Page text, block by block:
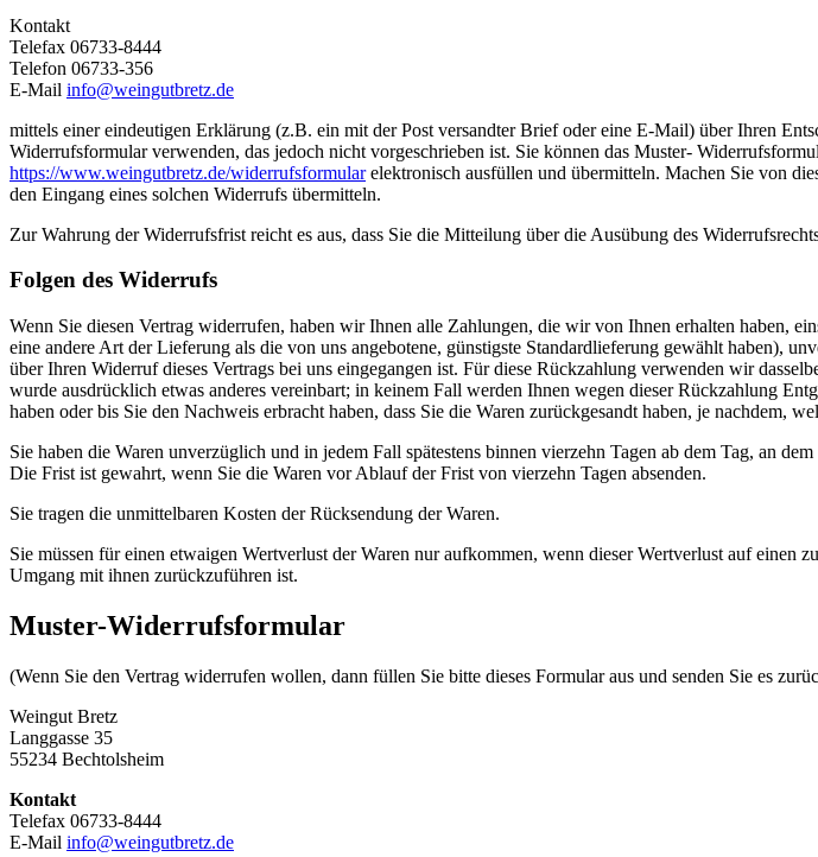
Kontakt
Telefax 06733-8444
Telefon 06733-356
E-Mail info@weingutbretz.de
mittels einer eindeutigen Erklärung (z.B. ein mit der Post versandter Brief oder eine E-Mail) über Ihren
Widerrufsformular verwenden, das jedoch nicht vorgeschrieben ist. Sie können das Muster-
https://www.weingutbretz.de/widerrufsformularelektronisch ausfüllen und übermitteln. Machen Sie von
den Eingang eines solchen Widerrufs übermitteln.
Zur Wahrung der Widerrufsfrist reicht es aus, dass Sie die Mitteilung über die Ausübung des
Folgen des Widerrufs
Wenn Sie diesen Vertrag widerrufen, haben wir Ihnen alle Zahlungen, die wir von Ihnen erhalten haben,
eine andere Art der Lieferung als die von uns angebotene, günstigste Standardlieferung gewählt haben),
über Ihren Widerruf dieses Vertrags bei uns eingegangen ist. Für diese Rückzahlung verwenden wir
wurde ausdrücklich etwas anderes vereinbart; in keinem Fall werden Ihnen wegen dieser Rückzahlung
haben oder bis Sie den Nachweis erbracht haben, dass Sie die Waren zurückgesandt haben, je nachdem,
Sie haben die Waren unverzüglich und in jedem Fall spätestens binnen vierzehn Tagen ab dem Tag, an
Die Frist ist gewahrt, wenn Sie die Waren vor Ablauf der Frist von vierzehn Tagen absenden.
Sie tragen die unmittelbaren Kosten der Rücksendung der Waren.
Sie müssen für einen etwaigen Wertverlust der Waren nur aufkommen, wenn dieser Wertverlust auf
Umgang mit ihnen zurückzuführen ist.
Muster-Widerrufsformular
(Wenn Sie den Vertrag widerrufen wollen, dann füllen Sie bitte dieses Formular aus und senden Sie es
Weingut Bretz
Langgasse 35
55234 Bechtolsheim
Kontakt
Telefax 06733-8444
E-Mail info@weingutbretz.de